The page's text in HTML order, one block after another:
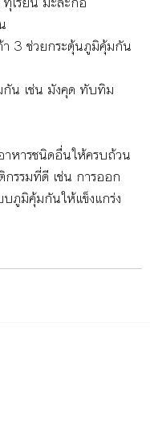
3 ช่วยกระตุ้นภูมิคุ้มกัน
กัน เช่น มังคุด ทับทิม
าหารชนิดอื่นให้ครบถ้วน
รรมที่ดี เช่น การออก
บภูมิคุ้มกันให้แข็งแกร่ง